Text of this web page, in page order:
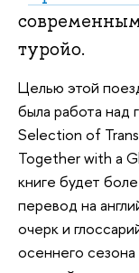
туройо.
Целью этой
была работа над
Selection of
Together with a
книге будет
перевод на
очерк и
осеннего